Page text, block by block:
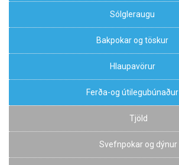
Sólgleraugu
Bakpokar og töskur
Hlaupavörur
Ferða-og útilegubúnaður
Tjöld
Svefnpokar og dýnur